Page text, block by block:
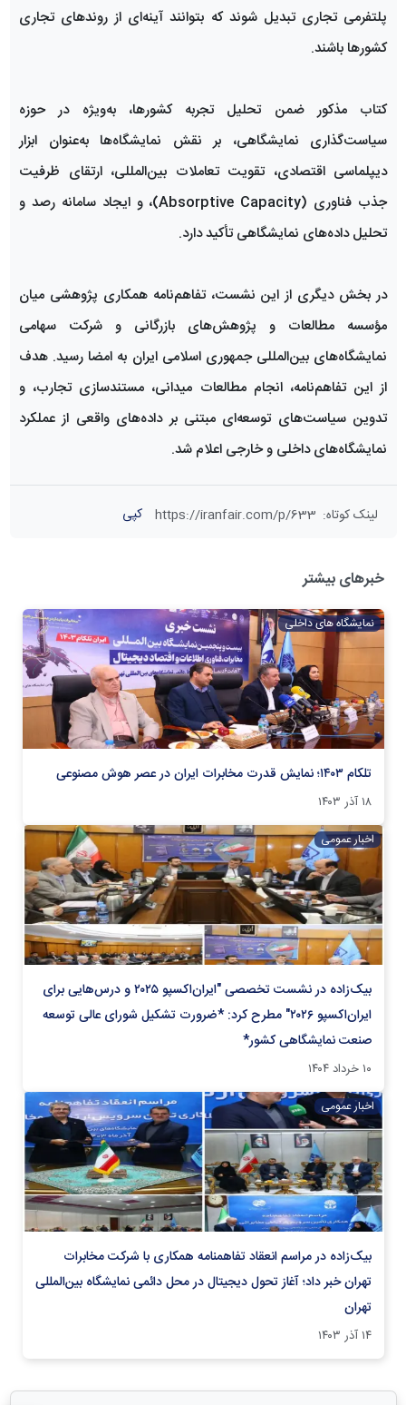
پلتفرمی تجاری تبدیل شوند که بتوانند آینه‌ای از روندهای تجاری
کشورها باشند.
کتاب مذکور ضمن تحلیل تجربه کشورها، به‌ویژه در حوزه
سیاست‌گذاری نمایشگاهی، بر نقش نمایشگاه‌ها به‌عنوان ابزار
دیپلماسی اقتصادی، تقویت تعاملات بین‌المللی، ارتقای ظرفیت
جذب فناوری (Absorptive Capacity)، و ایجاد سامانه رصد و
تحلیل داده‌های نمایشگاهی تأکید دارد.
در بخش دیگری از این نشست، تفاهم‌نامه همکاری پژوهشی میان
مؤسسه مطالعات و پژوهش‌های بازرگانی و شرکت سهامی
نمایشگاه‌های بین‌المللی جمهوری اسلامی ایران به امضا رسید. هدف
از این تفاهم‌نامه، انجام مطالعات میدانی، مستندسازی تجارب، و
تدوین سیاست‌های توسعه‌ای مبتنی بر داده‌های واقعی از عملکرد
نمایشگاه‌های داخلی و خارجی اعلام شد.
لینک کوتاه:
https://iranfair.com/p/633 کپی
خبرهای بیشتر
نمایشگاه های داخلی
تلکام ۱۴۰۳؛ نمایش قدرت مخابرات ایران در عصر هوش مصنوعی
۱۸ آذر ۱۴۰۳
اخبار عمومی
بیک‌زاده در نشست تخصصی "ایران‌‌اکسپو ۲۰۲۵ و درس‌هایی برای
ایران‌اکسپو ۲۰۲۶" مطرح کرد: *ضرورت تشکیل شورای عالی توسعه
صنعت نمایشگاهی کشور*
۱۰ خرداد ۱۴۰۴
اخبار عمومی
بیک‌زاده در مراسم انعقاد تفاهمنامه همکاری با شرکت مخابرات
تهران خبر داد؛ آغاز تحول دیجیتال در محل دائمی نمایشگاه بین‌المللی
تهران
۱۴ آذر ۱۴۰۳